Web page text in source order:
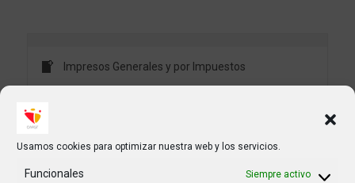
Usamos cookies para optimizar nuestra web y los servicios.
Funcionales Siempre activo
Impresos Generales y por Impuestos
Inmuebles